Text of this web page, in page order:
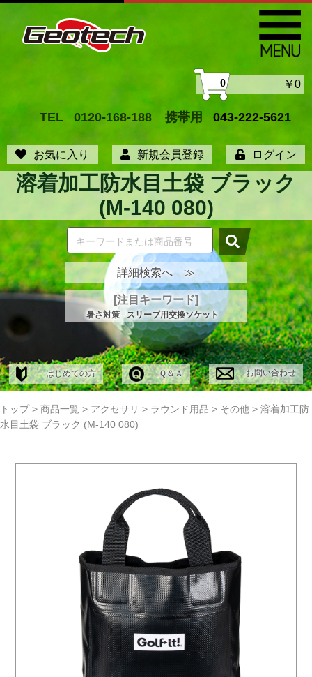
TEL 0120-168-188 携帯用 043-222-5621
お気に入り 新規会員登録 ログイン
0 ￥0
溶着加工防水目土袋 ブラック
(M-140 080)
詳細検索へ ≫
[注目キーワード]
暑さ対策 スリーブ用交換ソケット
はじめての方 Ｑ＆Ａ お問い合わせ
トップ > 商品一覧 > アクセサリ > ラウンド用品 > その他 > 溶着加工防
水目土袋 ブラック (M-140 080)